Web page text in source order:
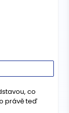
co
právě teď